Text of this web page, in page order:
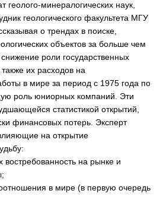
геолого-минералогических наук,
геологического факультета МГУ
о трендах в поиске,
объектов за больше чем
роли государственных
их расходов на
в мире за период с 1975 года по
роль юниорных компаний. Эти
статистикой открытий,
финансовых потерь. Эксперт
на открытие
на рынке и
в мире (в первую очередь